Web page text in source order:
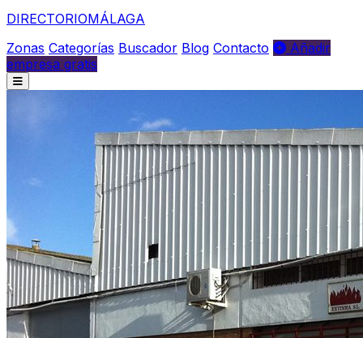
DIRECTORIOMÁLAGA
Zonas Categorías Buscador Blog Contacto
Añadir
empresa gratis